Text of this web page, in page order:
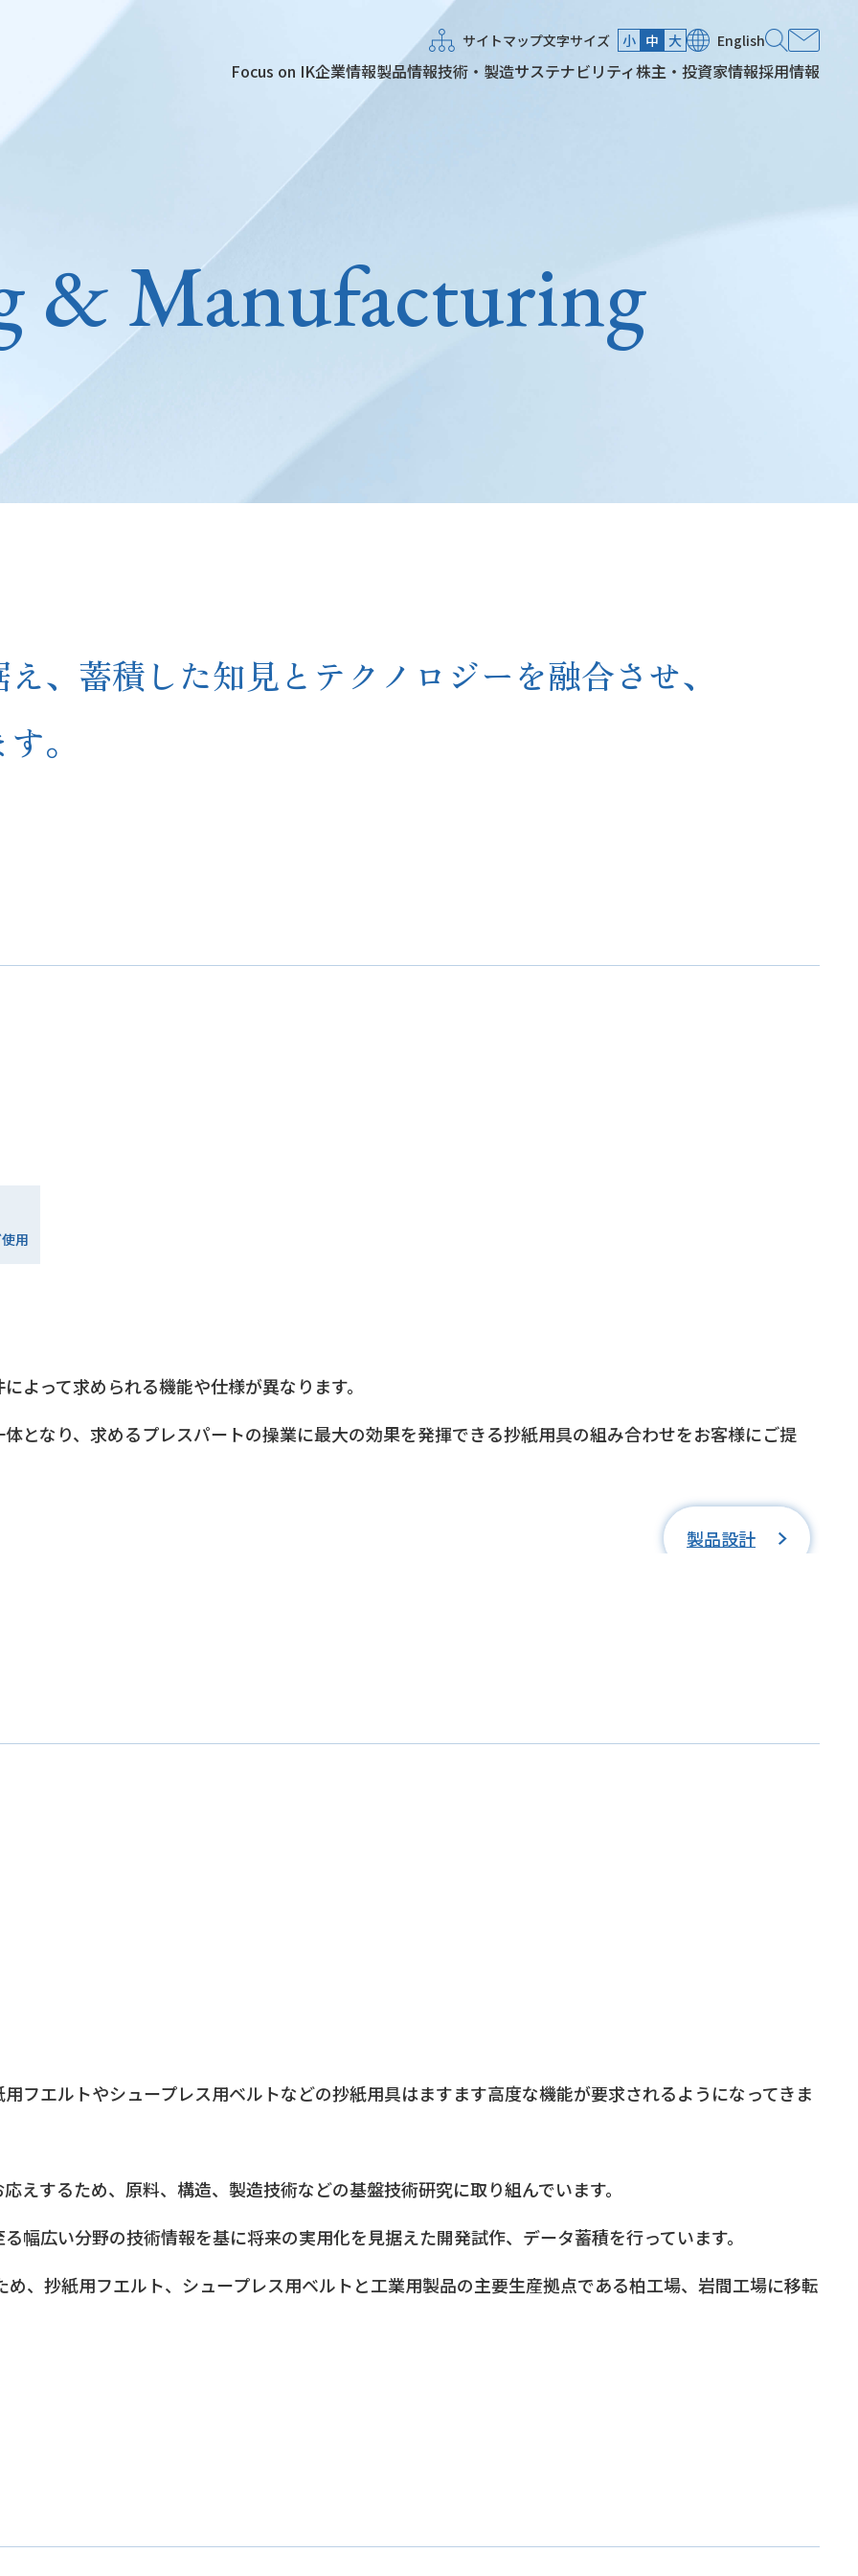
サイトマップ文字サイズ 小 中 大 English
Focus on IK企業情報製品情報技術・製造サステナビリティ株主・投資家情報採用情報
& Manufacturing
、蓄積した知見とテクノロジーを融合させ、
。
よって求められる機能や仕様が異なります。
となり、求めるプレスパートの操業に最大の効果を発揮できる抄紙用具の組み合わせをお客様にご提
製品設計
フエルトやシュープレス用ベルトなどの抄紙用具はますます高度な機能が要求されるようになってきま
えするため、原料、構造、製造技術などの基盤技術研究に取り組んでいます。
幅広い分野の技術情報を基に将来の実用化を見据えた開発試作、データ蓄積を行っています。
、抄紙用フエルト、シュープレス用ベルトと工業用製品の主要生産拠点である柏工場、岩間工場に移転